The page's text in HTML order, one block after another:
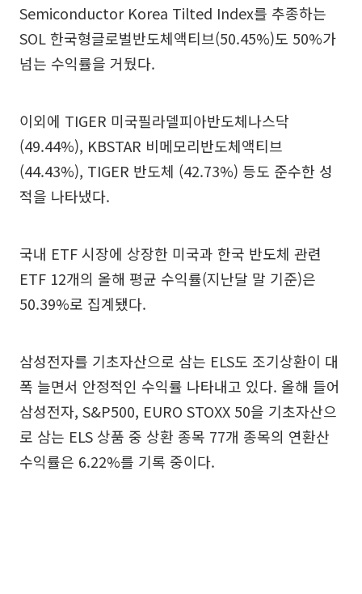
Semiconductor Korea Tilted Index를 추종하는
SOL 한국형글로벌반도체액티브(50.45%)도 50%가
넘는 수익률을 거뒀다.
이외에 TIGER 미국필라델피아반도체나스닥
(49.44%), KBSTAR 비메모리반도체액티브
(44.43%), TIGER 반도체 (42.73%) 등도 준수한 성
적을 나타냈다.
국내 ETF 시장에 상장한 미국과 한국 반도체 관련
ETF 12개의 올해 평균 수익률(지난달 말 기준)은
50.39%로 집계됐다.
삼성전자를 기초자산으로 삼는 ELS도 조기상환이 대
폭 늘면서 안정적인 수익률 나타내고 있다. 올해 들어
삼성전자, S&P500, EURO STOXX 50을 기초자산으
로 삼는 ELS 상품 중 상환 종목 77개 종목의 연환산
수익률은 6.22%를 기록 중이다.